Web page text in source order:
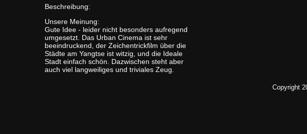
Beschreibung:
Unsere Meinung:
Gute Idee - leider nicht besonders aufregend
umgesetzt. Das Urban Cinema ist sehr
beeindruckend, der Zeichentrickfilm über die
Städte am Yangtse ist witzig, und die Ideale
Stadt einfach schön. Dazwischen steht aber
auch viel langweiliges und triviales Zeug.
Copyright